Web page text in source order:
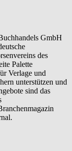
GmbH
des
Palette
Verlage und
unterstützen und
sind das